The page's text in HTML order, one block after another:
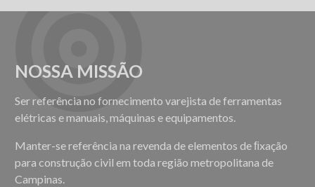
NOSSA MISSÃO
Ser referência no fornecimento varejista de ferramentas
elétricas e manuais, máquinas e equipamentos.
Manter-se referência na revenda de elementos de ﬁxação
para construção civil em toda região metropolitana de
Campinas.